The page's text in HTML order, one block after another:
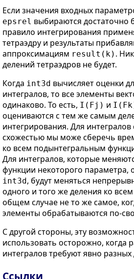
Если значения входных
epsrel выбираются достаточно
правило интегрирования
тетраэдру и результаты
аппроксимациям result(k) .
делений тетраэдров не будет.
Когда int3d вычисляет оценки
интегралов, то все элементы
одинаково. То есть, I(Fj) и
оцениваются с тем же самым
интегрирования. Для интегралов
схожестью мы може сберечь
ко всем подынтегральным
Для интегралов, которые
функции некоторого параметра,
int3d , будут меняться
одного и того же деления ко
общем случае не то же самое,
элементы обрабатываются по-
С другой стороны, эту
использовать осторожно, когда
интегралов требуют явно разных
Сcылки